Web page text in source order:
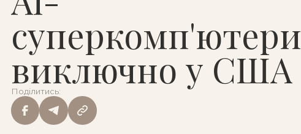
суперкомп'ютери
виключно у США
Поділитись: